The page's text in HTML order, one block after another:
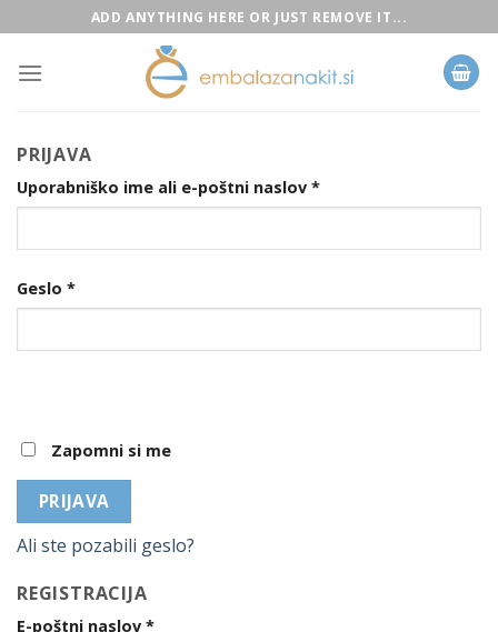
to
content
ADD ANYTHING HERE OR JUST REMOVE IT...
PRIJAVA
Uporabniško ime ali e-poštni naslov *
Geslo *
Zapomni si me
PRIJAVA
Ali ste pozabili geslo?
REGISTRACIJA
E-poštni naslov *